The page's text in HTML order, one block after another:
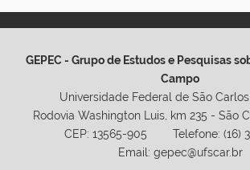
GEPEC - Grupo de Estudos e Pesquisas
Campo
Universidade Federal de São
Rodovia Washington Luis, km 235 - São
CEP: 13565-905 Telefone: (16)
Email: gepec@ufscar.br